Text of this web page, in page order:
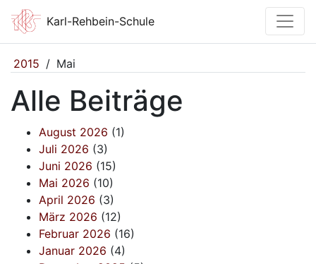
Karl-Rehbein-Schule
2015 / Mai
Alle Beiträge
August 2026 (1)
Juli 2026 (3)
Juni 2026 (15)
Mai 2026 (10)
April 2026 (3)
März 2026 (12)
Februar 2026 (16)
Januar 2026 (4)